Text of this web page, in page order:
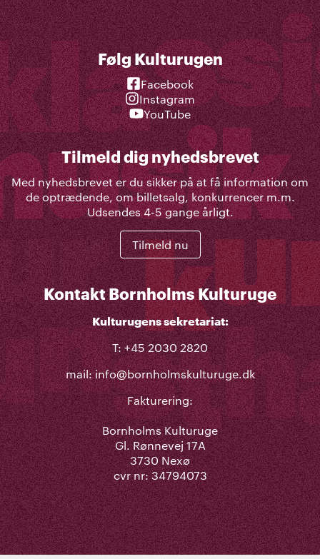
Følg Kulturugen
Facebook
Instagram
YouTube
Tilmeld dig nyhedsbrevet
Med nyhedsbrevet er du sikker på at få information om
de optrædende, om billetsalg, konkurrencer m.m.
Udsendes 4-5 gange årligt.
Tilmeld nu
Kontakt Bornholms Kulturuge
Kulturugens sekretariat:
T: +45 2030 2820
mail:info@bornholmskulturuge.dk
Fakturering:
Bornholms Kulturuge
Gl. Rønnevej 17A
3730 Nexø
cvr nr: 34794073